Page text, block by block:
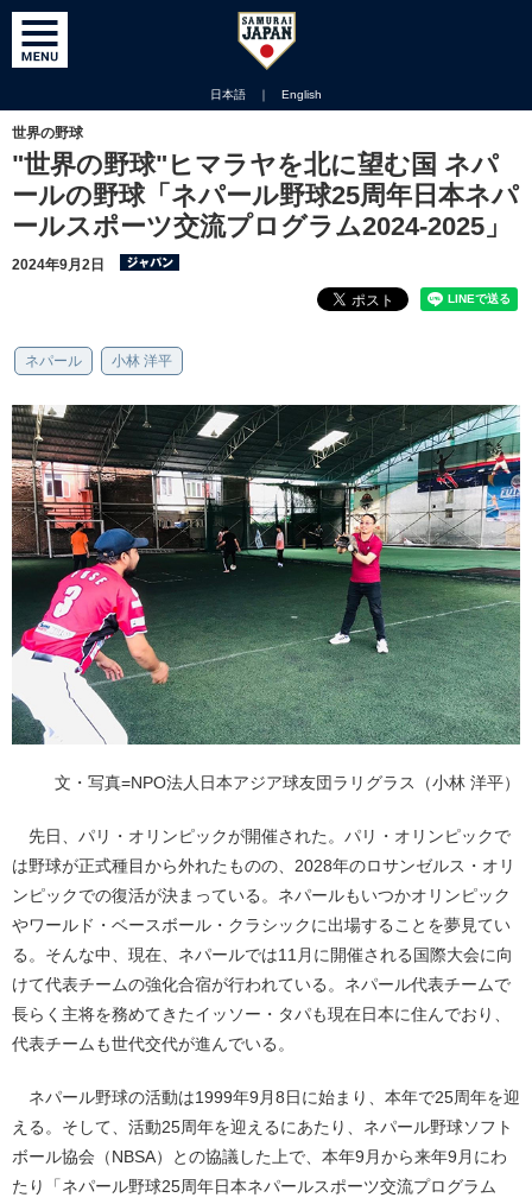
日本語 ｜ English
世界の野球
"世界の野球"ヒマラヤを北に望む国 ネパ
ールの野球「ネパール野球25周年日本ネパ
ールスポーツ交流プログラム2024-2025」
2024年9月2日
ネパール 小林 洋平
文・写真=NPO法人日本アジア球友団ラリグラス（小林 洋平）
先日、パリ・オリンピックが開催された。パリ・オリンピックで
は野球が正式種目から外れたものの、2028年のロサンゼルス・オリ
ンピックでの復活が決まっている。ネパールもいつかオリンピック
やワールド・ベースボール・クラシックに出場することを夢見てい
る。そんな中、現在、ネパールでは11月に開催される国際大会に向
けて代表チームの強化合宿が行われている。ネパール代表チームで
長らく主将を務めてきたイッソー・タパも現在日本に住んでおり、
代表チームも世代交代が進んでいる。
ネパール野球の活動は1999年9月8日に始まり、本年で25周年を迎
える。そして、活動25周年を迎えるにあたり、ネパール野球ソフト
ボール協会（NBSA）との協議した上で、本年9月から来年9月にわ
たり「ネパール野球25周年日本ネパールスポーツ交流プログラム